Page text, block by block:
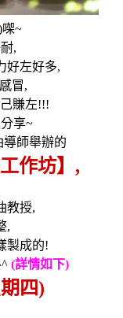
㗎~
,
好左好多,
冒,
賺左!!!
享~
導師舉辦的
作坊】 ,
教授,
,
製成的!
(詳情如下)
四)